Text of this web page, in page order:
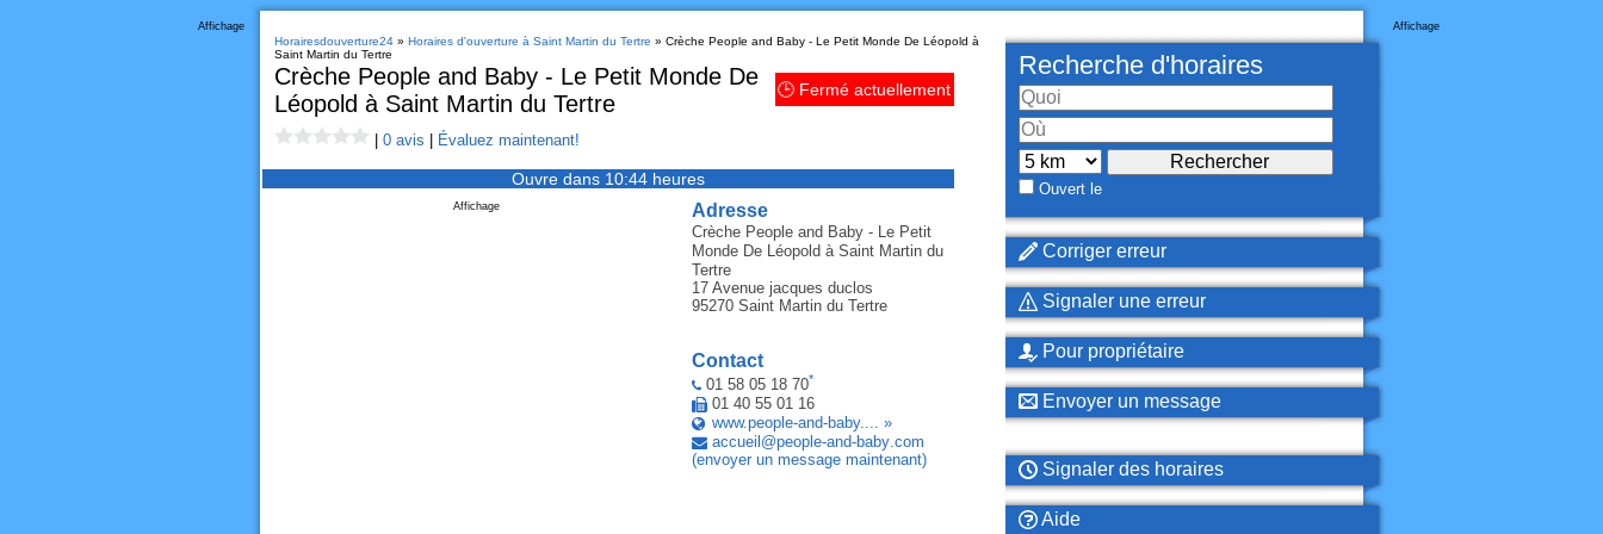
Affichage
Horairesdouverture24» Horaires d'ouverture à Saint Martin du Tertre » Crèche People and Baby - Le Petit Monde De Léopold à
Saint Martin du Tertre
Crèche People and Baby - Le Petit Monde De
Léopold à Saint Martin du Tertre
🕒 Fermé actuellement
0 avis Évaluez maintenant!
Ouvre dans 10:44 heures
Adresse
Crèche People and Baby - Le Petit
Monde De Léopold à Saint Martin du
Tertre
17 Avenue jacques duclos
95270 Saint Martin du Tertre
Contact
01 58 05 18 70*
01 40 55 01 16
www.people-and-baby.... »
accueil @people-and-baby.com
(envoyer un message maintenant)
Affichage
Affichage
Recherche d'horaires
Ouvert le
Corriger erreur
Signaler une erreur
Pour propriétaire
Envoyer un message
Signaler des horaires
Aide